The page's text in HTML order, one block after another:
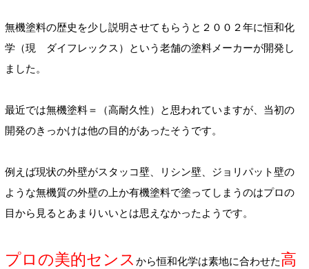
無機塗料の歴史を少し説明させてもらうと２００２年に恒和化
学（現 ダイフレックス）という老舗の塗料メーカーが開発し
ました。
最近では無機塗料＝（高耐久性）と思われていますが、当初の
開発のきっかけは他の目的があったそうです。
例えば現状の外壁がスタッコ壁、リシン壁、ジョリパット壁の
ような無機質の外壁の上か有機塗料で塗ってしまうのはプロの
目から見るとあまりいいとは思えなかったようです。
プロの美的センス から恒和化学は素地に合わせた高